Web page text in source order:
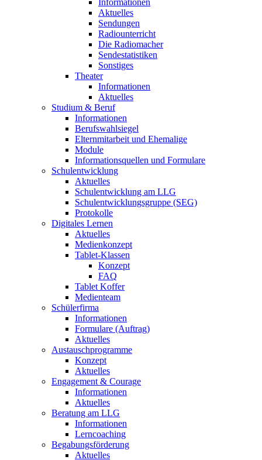
Informationen
Aktuelles
Sendungen
Radiounterricht
Die Radiomacher
Sendestatistiken
Sonstiges
Theater
Informationen
Aktuelles
Studium & Beruf
Informationen
Berufswahlsiegel
Elternmitarbeit und Ehemalige
Module
Informationsquellen und Formulare
Schulentwicklung
Aktuelles
Schulentwicklung am LLG
Schulentwicklungsgruppe (SEG)
Protokolle
Digitales Lernen
Aktuelles
Medienkonzept
Tablet-Klassen
Konzept
FAQ
Tablet Koffer
Medienteam
Schülerfirma
Informationen
Formulare (Auftrag)
Aktuelles
Austauschprogramme
Konzept
Aktuelles
Engagement & Courage
Informationen
Aktuelles
Beratung am LLG
Informationen
Lerncoaching
Begabungsförderung
Aktuelles